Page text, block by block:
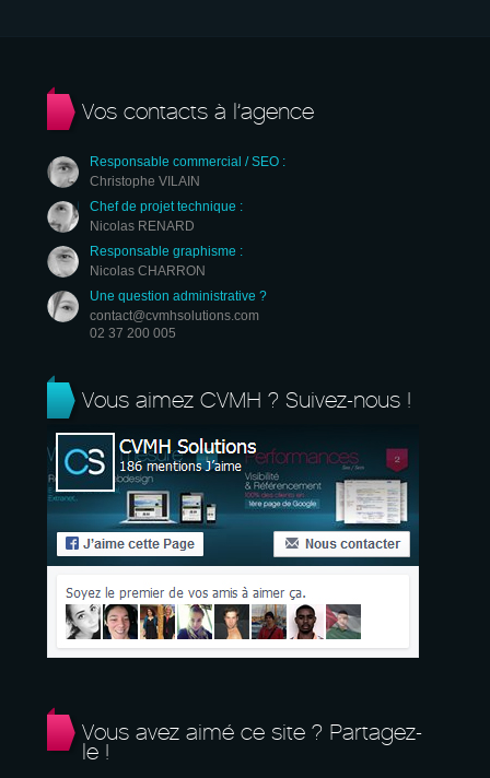
Vos contacts à l’agence
Responsable commercial / SEO :
Christophe VILAIN
Chef de projet technique :
Nicolas RENARD
Responsable graphisme :
Nicolas CHARRON
Une question administrative ?
contact@cvmhsolutions.com
02 37 200 005
Vous aimez CVMH ? Suivez-nous !
Vous avez aimé ce site ? Partagez-
le !